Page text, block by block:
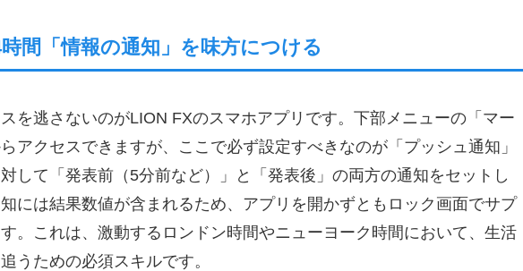
間「情報の通知」を味方につける
を逃さないのがLION FXのスマホアプリです。下部メニューの「マー
アクセスできますが、ここで必ず設定すべきなのが「プッシュ通知」
して「発表前（5分前など）」と「発表後」の両方の通知をセットし
には結果数値が含まれるため、アプリを開かずともロック画面でサプ
。これは、激動するロンドン時間やニューヨーク時間において、生活
うための必須スキルです。